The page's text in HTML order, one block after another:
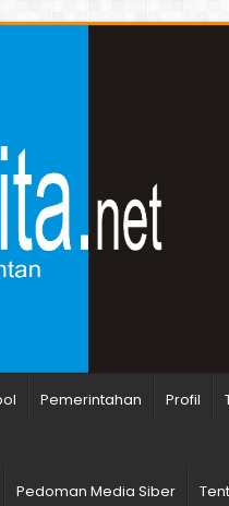
Pemerintahan Profil
Pedoman Media Siber